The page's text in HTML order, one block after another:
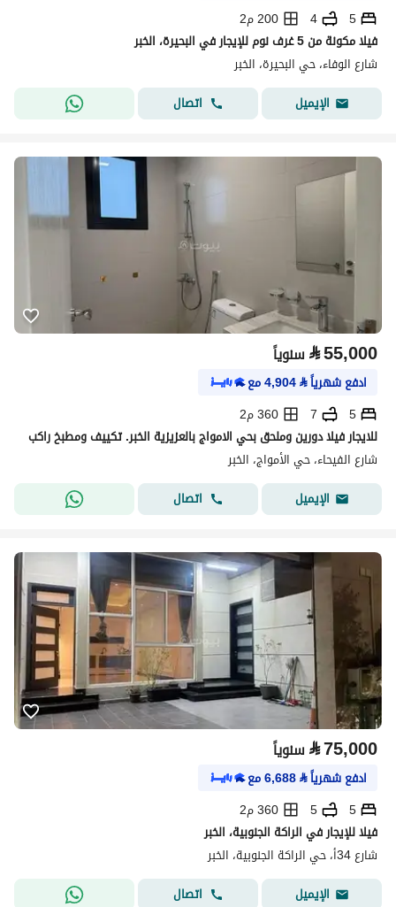
5
4
200 م2
فيلا مكونة من 5 غرف نوم للإيجار في البحيرة، الخبر
شارع الوفاء، حي البحيرة، الخبر
الإيميل
اتصال
⃁55,000 سنوياً
ادفع شهرياً⃁
4,904مع
5
7
360 م2
للايجار فيلا دورين وملحق بحي الامواج بالعزيزية الخبر. تكييف ومطبخ راكب
شارع الفيحاء، حي الأمواج، الخبر
الإيميل
اتصال
⃁75,000 سنوياً
ادفع شهرياً⃁
6,688مع
5
5
360 م2
فيلا للإيجار في الراكة الجنوبية، الخبر
شارع 34أ، حي الراكة الجنوبية، الخبر
الإيميل
اتصال